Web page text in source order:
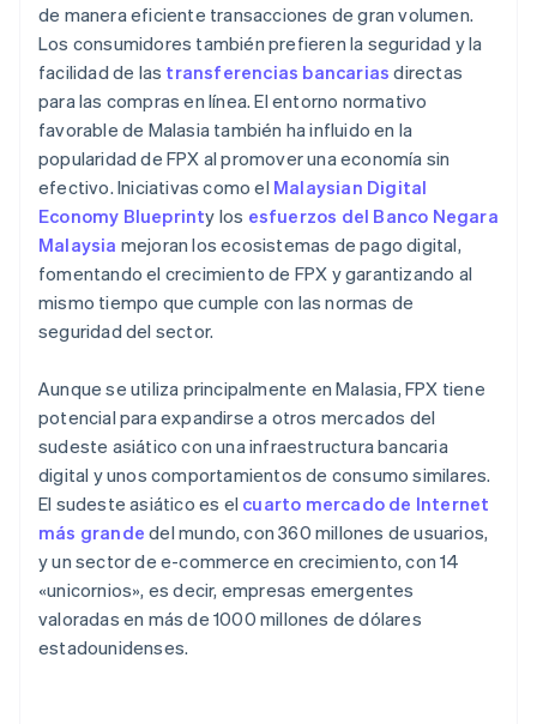
de manera eficiente transacciones de gran volumen.
Los consumidores también prefieren la seguridad y la
facilidad de las transferencias bancarias directas
para las compras en línea. El entorno normativo
favorable de Malasia también ha influido en la
popularidad de FPX al promover una economía sin
efectivo. Iniciativas como el Malaysian Digital
Economy Blueprinty los esfuerzos del Banco Negara
Malaysia mejoran los ecosistemas de pago digital,
fomentando el crecimiento de FPX y garantizando al
mismo tiempo que cumple con las normas de
seguridad del sector.
Aunque se utiliza principalmente en Malasia, FPX tiene
potencial para expandirse a otros mercados del
sudeste asiático con una infraestructura bancaria
digital y unos comportamientos de consumo similares.
El sudeste asiático es el cuarto mercado de Internet
más grande del mundo, con 360 millones de usuarios,
y un sector de e-commerce en crecimiento, con 14
«unicornios», es decir, empresas emergentes
valoradas en más de 1000 millones de dólares
estadounidenses.